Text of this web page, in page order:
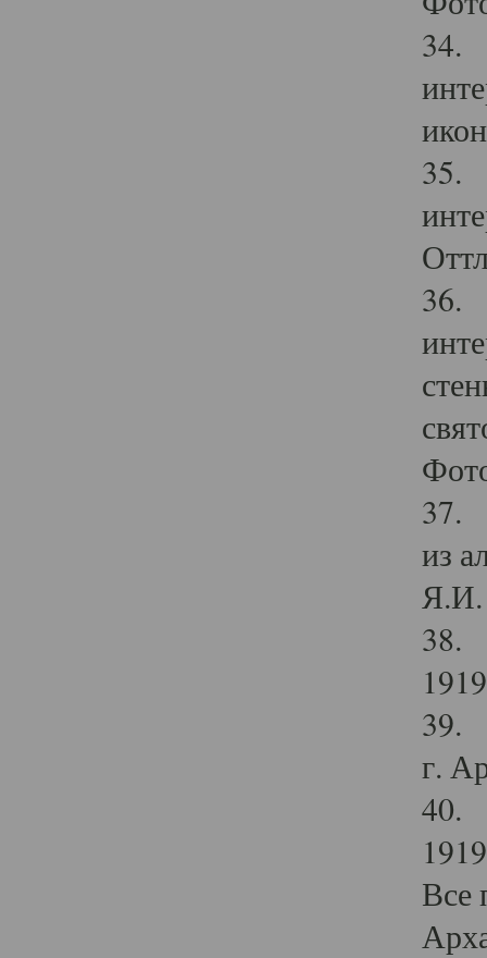
34.
35.
36.
37.
из
Я.И.
38.
39.
г.
40.
Все